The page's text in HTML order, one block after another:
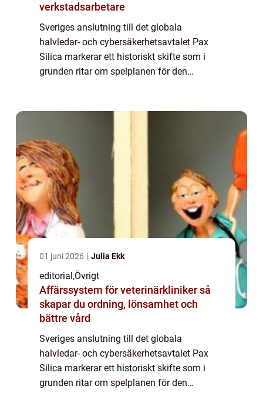
verkstadsarbetare
Sveriges anslutning till det globala
halvledar- och cybersäkerhetsavtalet Pax
Silica markerar ett historiskt skifte som i
grunden ritar om spelplanen för den
01 juni 2026 Julia Ekk
editorial ,Övrigt
Affärssystem för veterinärkliniker så
skapar du ordning, lönsamhet och
bättre vård
Sveriges anslutning till det globala
halvledar- och cybersäkerhetsavtalet Pax
Silica markerar ett historiskt skifte som i
grunden ritar om spelplanen för den